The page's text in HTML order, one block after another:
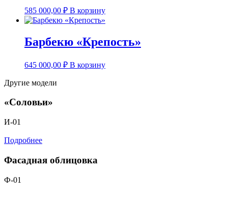
585 000,00 ₽ В корзину
Барбекю «Крепость»
645 000,00 ₽ В корзину
Другие модели
«Соловьи»
И-01
Подробнее
Фасадная облицовка
Ф-01